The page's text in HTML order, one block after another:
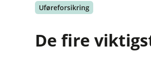
Uføreforsikring
De fire